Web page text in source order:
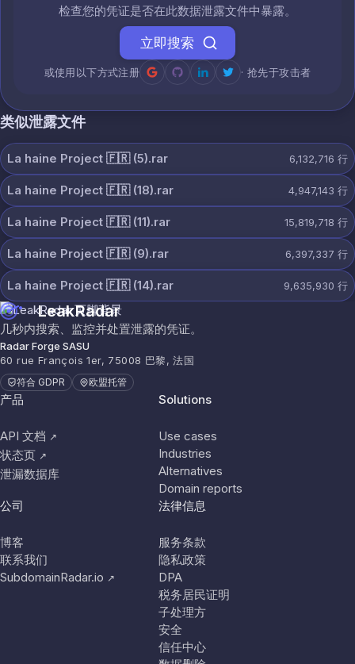
检查您的凭证是否在此数据泄露文件中暴露。
立即搜索
或使用以下方式注册 · 抢先于攻击者
类似泄露文件
La haine Project 🇫🇷 (5).rar 6,132,716 行
La haine Project 🇫🇷 (18).rar 4,947,143 行
La haine Project 🇫🇷 (11).rar 15,819,718 行
La haine Project 🇫🇷 (9).rar 6,397,337 行
La haine Project 🇫🇷 (14).rar 9,635,930 行
LeakRadar
几秒内搜索、监控并处置泄露的凭证。
Radar Forge SASU
60 rue François 1er, 75008 巴黎, 法国
符合 GDPR 欧盟托管
产品
API 文档 ↗
状态页 ↗
泄漏数据库
Solutions
Use cases
Industries
Alternatives
Domain reports
公司
博客
联系我们
SubdomainRadar.io ↗
法律信息
服务条款
隐私政策
DPA
税务居民证明
子处理方
安全
信任中心